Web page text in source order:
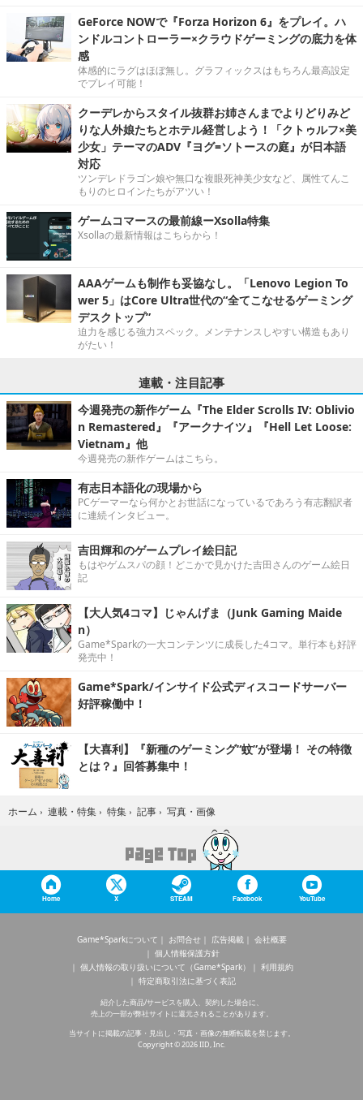
GeForce NOWで『Forza Horizon 6』をプレイ。ハ
ンドルコントローラー×クラウドゲーミングの底力を体
感
体感的にラグはほぼ無し。グラフィックスはもちろん最高設定
でプレイ可能！
クーデレからスタイル抜群お姉さんまでよりどりみど
りな人外娘たちとホテル経営しよう！「クトゥルフ×美
少女」テーマのADV『ヨグ=ソトースの庭』が日本語
対応
ツンデレドラゴン娘や無口な複眼死神美少女など、属性てんこ
もりのヒロインたちがアツい！
ゲームコマースの最前線ーXsolla特集
Xsollaの最新情報はこちらから！
AAAゲームも制作も妥協なし。「Lenovo Legion To
wer 5」はCore Ultra世代の“全てこなせるゲーミング
デスクトップ”
迫力を感じる強力スペック。メンテナンスしやすい構造もあり
がたい！
連載・注目記事
今週発売の新作ゲーム『The Elder Scrolls IV: Oblivio
n Remastered』『アークナイツ』『Hell Let Loose:
Vietnam』他
今週発売の新作ゲームはこちら。
有志日本語化の現場から
PCゲーマーなら何かとお世話になっているであろう有志翻訳者
に連続インタビュー。
吉田輝和のゲームプレイ絵日記
もはやゲムスパの顔！どこかで見かけた吉田さんのゲーム絵日
記
【大人気4コマ】じゃんげま（Junk Gaming Maide
n）
Game*Sparkの一大コンテンツに成長した4コマ。単行本も好評
発売中！
Game*Spark/インサイド公式ディスコードサーバー
好評稼働中！
【大喜利】『新種のゲーミング“蚊”が登場！ その特徴
とは？』回答募集中！
ホーム › 連載・特集 › 特集 › 記事 › 写真・画像
Home X STEAM Facebook YouTube
Game*Sparkについて お問合せ 広告掲載
会社概要
個人情報保護方針
個人情報の取り扱いについて（Game*Spark）
利用規約
特定商取引法に基づく表記
紹介した商品/サービスを購入、契約した場合に、
売上の一部が弊社サイトに還元されることがあります。
当サイトに掲載の記事・見出し・写真・画像の無断転載を禁じます。
Copyright © 2026 IID, Inc.